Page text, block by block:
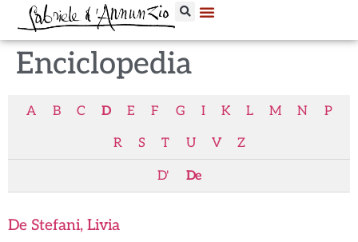
Enciclopedia
A B C D E F G I K L M N
P
R
S T U V Z
D' De
De Stefani, Livia